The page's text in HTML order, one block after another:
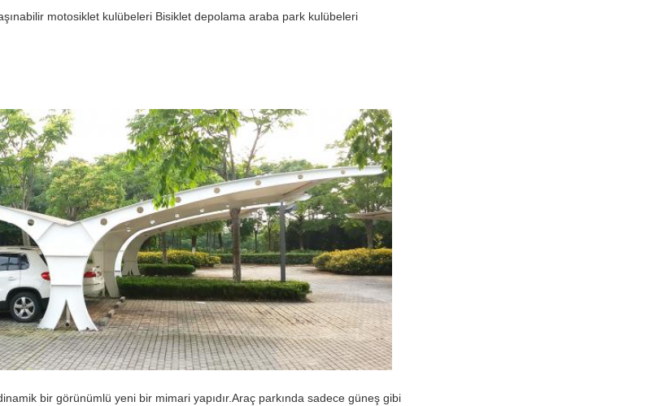
motosiklet kulübeleri Bisiklet depolama araba park kulübeleri
bir görünümlü yeni bir mimari yapıdır.Araç parkında sadece güneş gibi